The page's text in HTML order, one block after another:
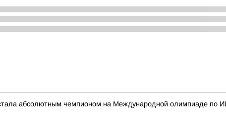
абсолютным чемпионом на Международной олимпиаде по